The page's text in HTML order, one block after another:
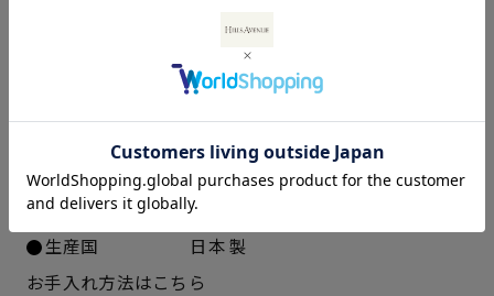
○ 在庫あり
○ 在庫あり
24cm ○ 在庫あり
24.5cm ○ 在庫あり
エナメル
ブラックスムース：ラム革スム
ース
ソール素材
ポリウレタン
約5.5cm
重さ（片足）
約240ｇ（サイズにより多少の
差異あり）
生産国
日本製
お手入れ方法はこちら